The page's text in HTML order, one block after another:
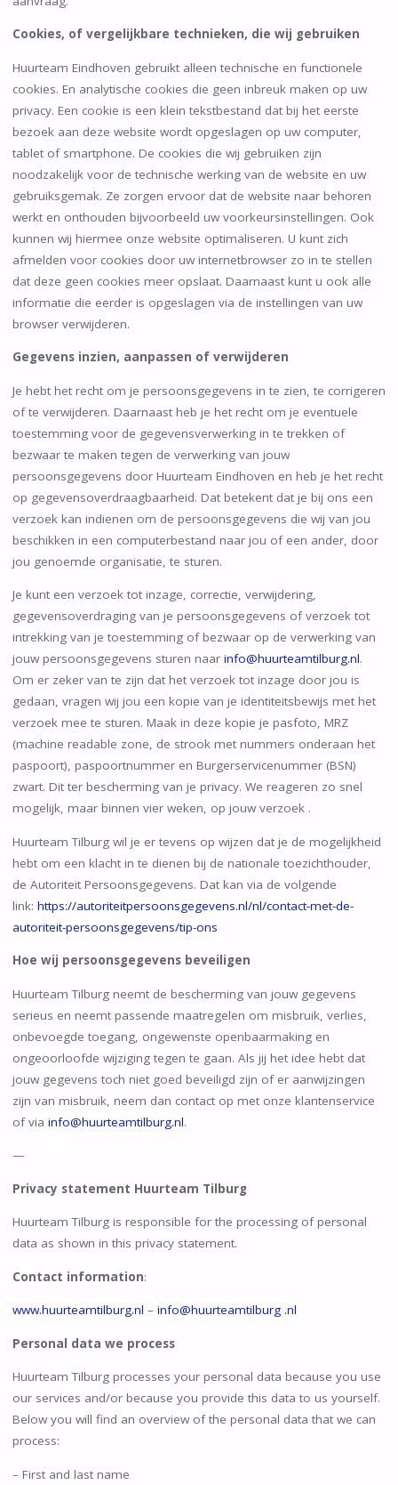
Cookies, of vergelijkbare technieken, die wij gebruiken
Huurteam Eindhoven gebruikt alleen technische en functionele
cookies. En analytische cookies die geen inbreuk maken op uw
privacy. Een cookie is een klein tekstbestand dat bij het eerste
bezoek aan deze website wordt opgeslagen op uw computer,
tablet of smartphone. De cookies die wij gebruiken zijn
noodzakelijk voor de technische werking van de website en uw
gebruiksgemak. Ze zorgen ervoor dat de website naar behoren
werkt en onthouden bijvoorbeeld uw voorkeursinstellingen. Ook
kunnen wij hiermee onze website optimaliseren. U kunt zich
afmelden voor cookies door uw internetbrowser zo in te stellen
dat deze geen cookies meer opslaat. Daarnaast kunt u ook alle
informatie die eerder is opgeslagen via de instellingen van uw
browser verwijderen.
Gegevens inzien, aanpassen of verwijderen
Je hebt het recht om je persoonsgegevens in te zien, te corrigeren
of te verwijderen. Daarnaast heb je het recht om je eventuele
toestemming voor de gegevensverwerking in te trekken of
bezwaar te maken tegen de verwerking van jouw
persoonsgegevens door Huurteam Eindhoven en heb je het recht
op gegevensoverdraagbaarheid. Dat betekent dat je bij ons een
verzoek kan indienen om de persoonsgegevens die wij van jou
beschikken in een computerbestand naar jou of een ander, door
jou genoemde organisatie, te sturen.
Je kunt een verzoek tot inzage, correctie, verwijdering,
gegevensoverdraging van je persoonsgegevens of verzoek tot
intrekking van je toestemming of bezwaar op de verwerking van
jouw persoonsgegevens sturen naar info@huurteamtilburg.nl.
Om er zeker van te zijn dat het verzoek tot inzage door jou is
gedaan, vragen wij jou een kopie van je identiteitsbewijs met het
verzoek mee te sturen. Maak in deze kopie je pasfoto, MRZ
(machine readable zone, de strook met nummers onderaan het
paspoort), paspoortnummer en Burgerservicenummer (BSN)
zwart. Dit ter bescherming van je privacy. We reageren zo snel
mogelijk, maar binnen vier weken, op jouw verzoek .
Huurteam Tilburg wil je er tevens op wijzen dat je de mogelijkheid
hebt om een klacht in te dienen bij de nationale toezichthouder,
de Autoriteit Persoonsgegevens. Dat kan via de volgende
link: https://autoriteitpersoonsgegevens.nl/nl/contact-met-de-
autoriteit-persoonsgegevens/tip-ons
Hoe wij persoonsgegevens beveiligen
Huurteam Tilburg neemt de bescherming van jouw gegevens
serieus en neemt passende maatregelen om misbruik, verlies,
onbevoegde toegang, ongewenste openbaarmaking en
ongeoorloofde wijziging tegen te gaan. Als jij het idee hebt dat
jouw gegevens toch niet goed beveiligd zijn of er aanwijzingen
zijn van misbruik, neem dan contact op met onze klantenservice
of via info@huurteamtilburg.nl.
—
Privacy statement Huurteam Tilburg
Huurteam Tilburg is responsible for the processing of personal
data as shown in this privacy statement.
Contact information:
www.huurteamtilburg.nl – info@huurteamtilburg .nl
Personal data we process
Huurteam Tilburg processes your personal data because you use
our services and/or because you provide this data to us yourself.
Below you will find an overview of the personal data that we can
process:
– First and last name